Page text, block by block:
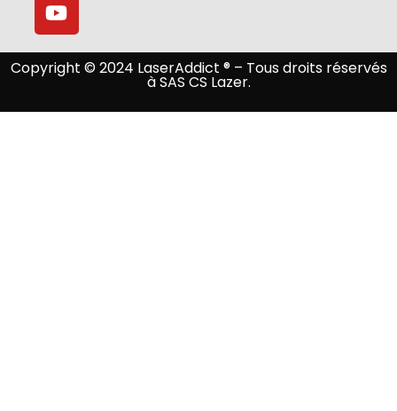
Copyright © 2024 LaserAddict ® – Tous droits réservés
à SAS CS Lazer.